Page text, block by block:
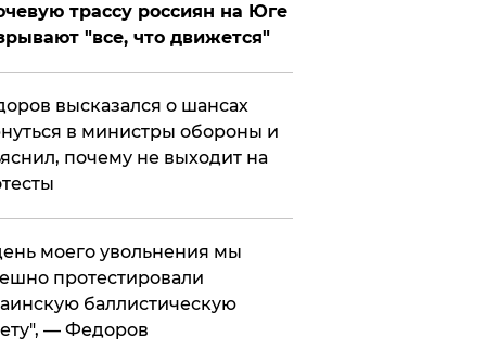
трассу россиян на Юге
"все, что движется"
высказался о шансах
в министры обороны и
почему не выходит на
моего увольнения мы
протестировали
баллистическую
— Федоров